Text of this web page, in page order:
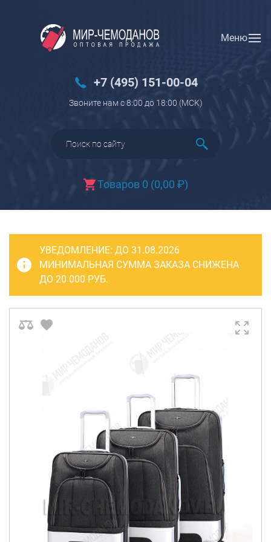
Меню
+7 (495) 151-00-04
Звоните нам с 8:00 до 18:00 (МCK)
Товаров 0 (0,00 ₽)
Вход Регистрация
Багаж
Чемоданы
Чемоданы детские
Пилоты на колесах
Рюкзаки детские для детских
Бьюти-кейсы
САКВОЯЖИ
РАСПРОДАЖА
Сумки деловые
Сумки поясные
Сумки пляжные
Сумки для ноутбуков
Сумки-тележки хозяйственные
Сумки-рюкзаки на колёсах
Сумки детские
Рюкзаки
УВЕДОМЛЕНИЕ: ДО 31.08.2026
МИНИМАЛЬНАЯ СУММА ЗАКАЗА СНИЖЕНА
ДО 20 000 РУБ.